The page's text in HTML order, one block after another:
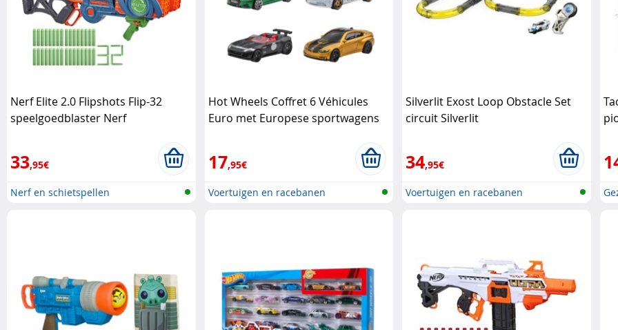
Nerf Elite 2.0 Flipshots Flip-32
speelgoedblaster Nerf
33,95€
Nerf en schietspellen
Hot Wheels Coffret 6 Véhicules
Euro met Europese sportwagens
17,95€
Voertuigen en racebanen
Silverlit Exost Loop Obstacle Set
circuit Silverlit
34,95€
Voertuigen en racebanen